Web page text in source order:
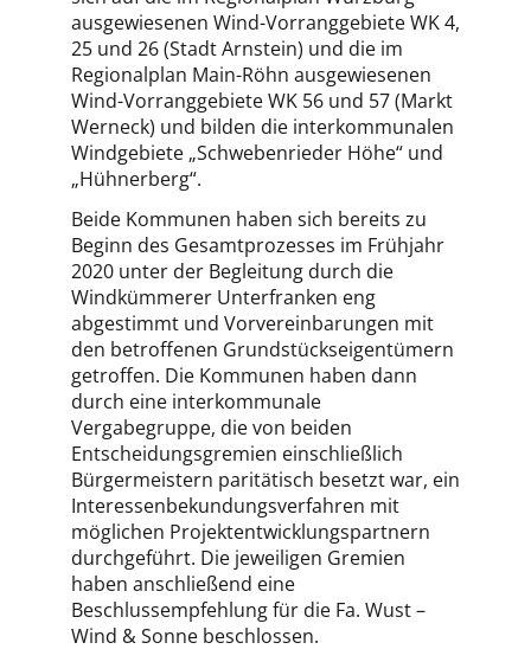
ausgewiesenen Wind-Vorranggebiete WK 4,
25 und 26 (Stadt Arnstein) und die im
Regionalplan Main-Röhn ausgewiesenen
Wind-Vorranggebiete WK 56 und 57 (Markt
Werneck) und bilden die interkommunalen
Windgebiete „Schwebenrieder Höhe“ und
„Hühnerberg“.
Beide Kommunen haben sich bereits zu
Beginn des Gesamtprozesses im Frühjahr
2020 unter der Begleitung durch die
Windkümmerer Unterfranken eng
abgestimmt und Vorvereinbarungen mit
den betroffenen Grundstückseigentümern
getroffen. Die Kommunen haben dann
durch eine interkommunale
Vergabegruppe, die von beiden
Entscheidungsgremien einschließlich
Bürgermeistern paritätisch besetzt war, ein
Interessenbekundungsverfahren mit
möglichen Projektentwicklungspartnern
durchgeführt. Die jeweiligen Gremien
haben anschließend eine
Beschlussempfehlung für die Fa. Wust –
Wind & Sonne beschlossen.